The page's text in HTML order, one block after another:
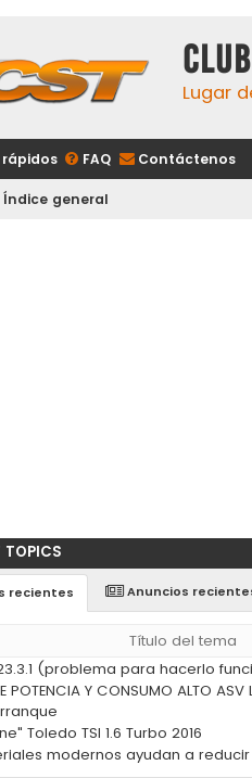
Lugar
rápidos FAQ Contáctenos
Índice general
TOPICS
recientes Anuncios
Título del tema
(problema para hacerlo
POTENCIA Y CONSUMO ALTO ASV
Toledo TSI 1.6 Turbo 2016